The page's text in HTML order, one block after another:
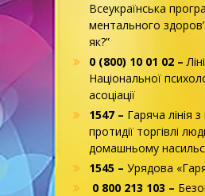
Всеукраїнська
ментального
як?”
0 (800) 10 01 02 –
Національної
асоціації
1547 – Гаряча лінія
протидії торгівлі
домашньому
1545 – Урядова
0 800 213 103 –